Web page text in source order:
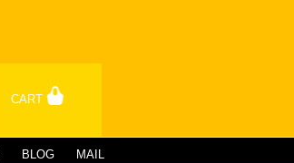
CART
BLOG MAIL